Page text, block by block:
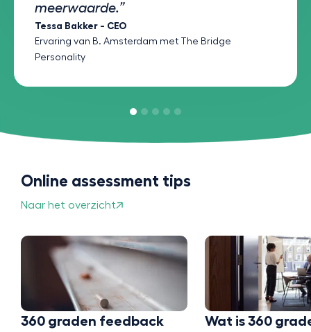
meerwaarde.”
Tessa Bakker - CEO
Ervaring van B. Amsterdam met The Bridge
Personality
Online assessment tips
Naar het overzicht
Wat is 360 graden
Studie of
Doe een
test voor
maandag 13 juli 2026
Bekijk